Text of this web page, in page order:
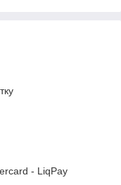
- LiqPay